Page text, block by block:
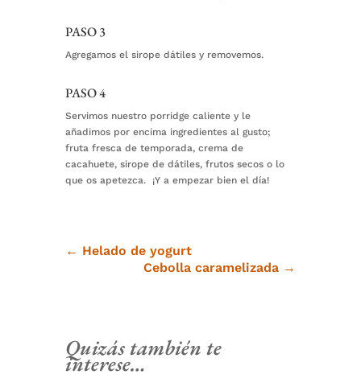
PASO 3
Agregamos el sirope dátiles y removemos.⁠
PASO 4
Servimos nuestro porridge caliente y le
añadimos por encima ingredientes al gusto;
fruta fresca de temporada, crema de
cacahuete, sirope de dátiles, frutos secos o lo
que os apetezca. ⁠ ¡Y a empezar bien el día!
← Helado de yogurt
Cebolla caramelizada →
Quizás también te
interese…